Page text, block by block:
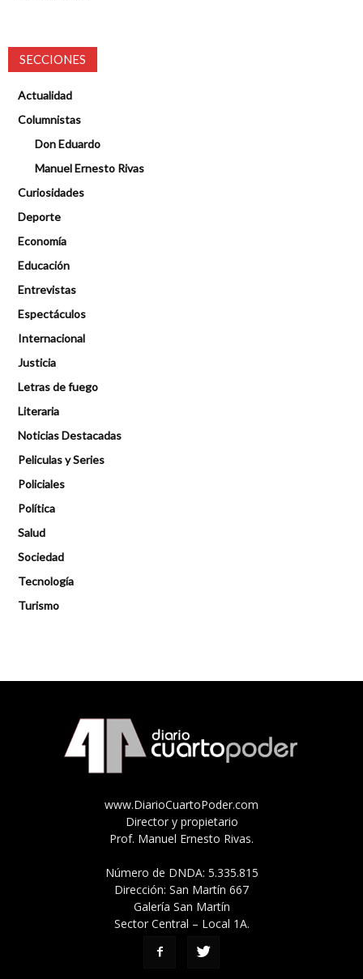
SECCIONES
Actualidad
Columnistas
Don Eduardo
Manuel Ernesto Rivas
Curiosidades
Deporte
Economía
Educación
Entrevistas
Espectáculos
Internacional
Justicia
Letras de fuego
Literaria
Noticias Destacadas
Peliculas y Series
Policiales
Política
Salud
Sociedad
Tecnología
Turismo
www.DiarioCuartoPoder.com
Director y propietario
Prof. Manuel Ernesto Rivas.
Número de DNDA: 5.335.815
Dirección: San Martín 667
Galería San Martín
Sector Central – Local 1A.